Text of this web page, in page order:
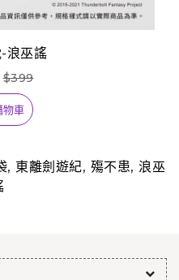
浪巫謠
$399
物車
, 東離劍遊紀, 殤不患, 浪巫